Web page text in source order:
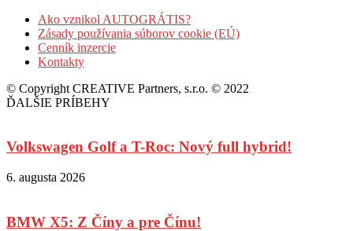
Ako vznikol AUTOGRÁTIS?
Zásady používania súborov cookie (EÚ)
Cenník inzercie
Kontakty
© Copyright CREATIVE Partners, s.r.o. © 2022
ĎALŠIE PRÍBEHY
Volkswagen Golf a T-Roc: Nový full hybrid!
6. augusta 2026
BMW X5: Z Číny a pre Čínu!